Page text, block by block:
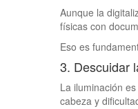
Aunque la
físicas con
Eso es
3. Descuidar
La iluminación
cabeza y